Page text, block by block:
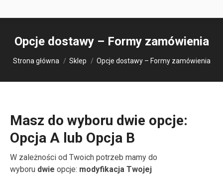
Opcje dostawy – Formy zamówienia
Jesteś tutaj:
Strona główna Sklep Opcje dostawy – Formy zamówienia
Masz do wyboru dwie opcje:
Opcja A lub Opcja B
W zależności od Twoich potrzeb mamy do
wyboru dwie opcje: modyfikacja Twojej